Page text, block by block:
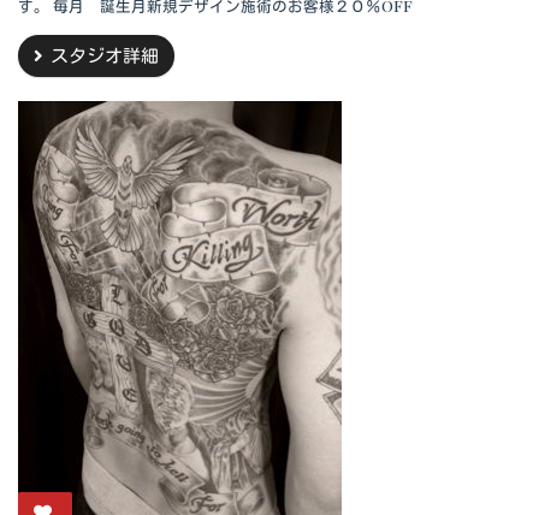
す。 毎月 誕生月新規デザイン施術のお客様２０％OFF
スタジオ詳細